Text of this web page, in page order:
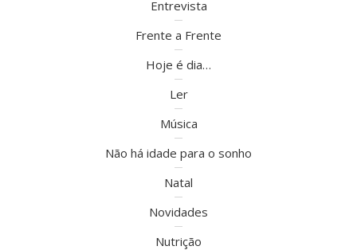
Entrevista
Frente a Frente
Hoje é dia…
Ler
Música
Não há idade para o sonho
Natal
Novidades
Nutrição